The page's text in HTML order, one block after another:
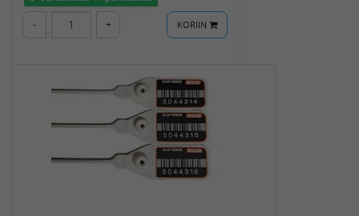
- + KORIIN